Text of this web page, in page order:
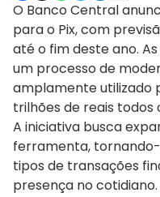
O Banco Central
para o Pix, com
até o fim deste ano.
um processo de
amplamente utilizado
trilhões de reais todos
A iniciativa busca
ferramenta,
tipos de transações
presença no cotidiano.